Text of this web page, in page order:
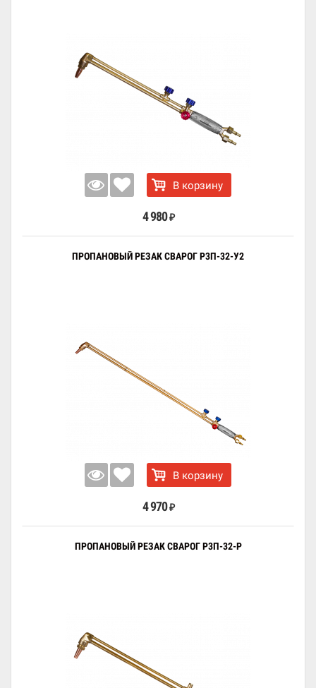
В корзину
4 980 ₽
ПРОПАНОВЫЙ РЕЗАК СВАРОГ Р3П-32-У2
В корзину
4 970 ₽
ПРОПАНОВЫЙ РЕЗАК СВАРОГ Р3П-32-Р